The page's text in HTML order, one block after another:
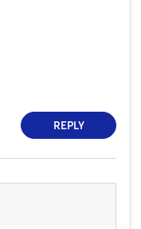
REPLY